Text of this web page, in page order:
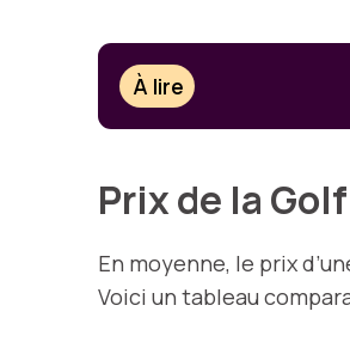
À lire
Prix de la
En moyenne, le prix
Voici un tableau